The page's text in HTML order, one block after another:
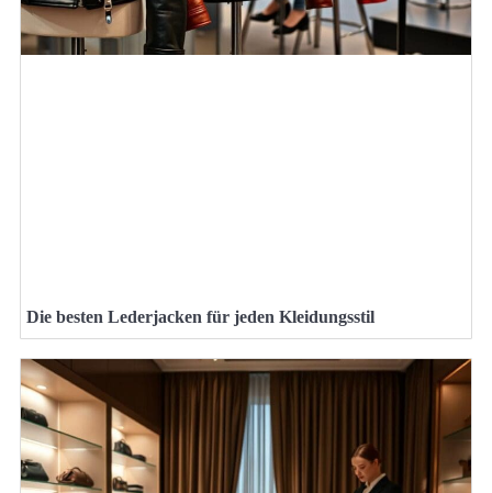
Die besten Lederjacken für jeden Kleidungsstil